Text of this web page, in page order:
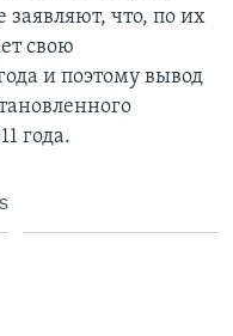
заявляют, что, по их
свою
и поэтому вывод
года.